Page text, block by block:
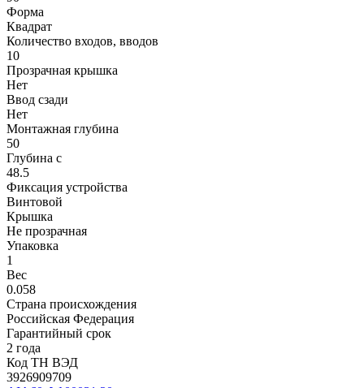
Форма
Квадрат
Количество входов, вводов
10
Прозрачная крышка
Нет
Ввод сзади
Нет
Монтажная глубина
50
Глубина с
48.5
Фиксация устройства
Винтовой
Крышка
Не прозрачная
Упаковка
1
Вес
0.058
Страна происхождения
Российская Федерация
Гарантийный срок
2 года
Код ТН ВЭД
3926909709